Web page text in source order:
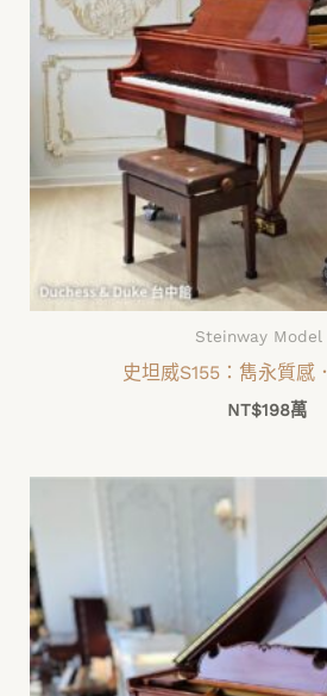
Steinway Model
史坦威S155：雋永質感
NT$198萬